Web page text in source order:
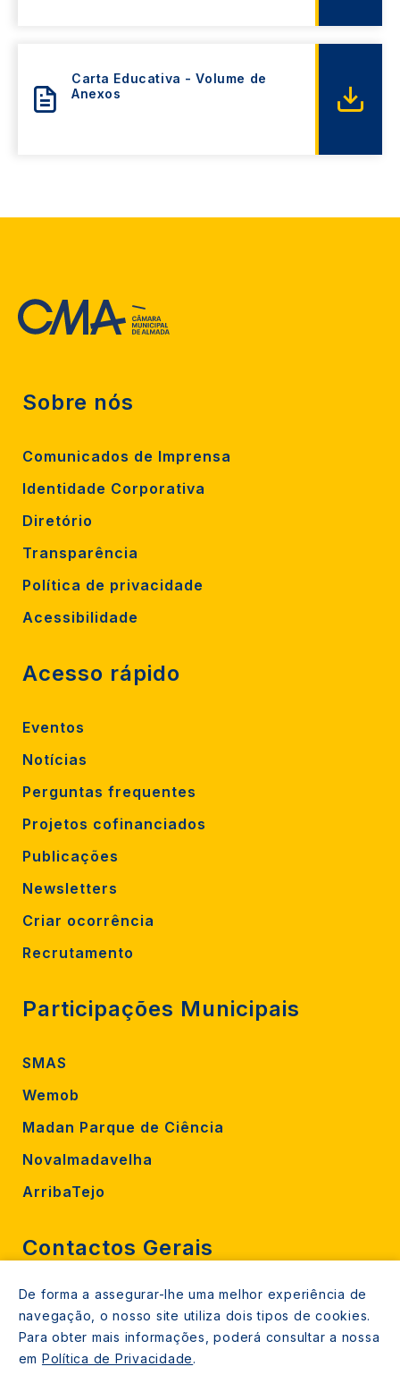
Carta Educativa - Volume de
Anexos
Sobre nós
Comunicados de Imprensa
Identidade Corporativa
Diretório
Transparência
Política de privacidade
Acessibilidade
Acesso rápido
Eventos
Notícias
Perguntas frequentes
Projetos cofinanciados
Publicações
Newsletters
Criar ocorrência
Recrutamento
Participações Municipais
SMAS
Wemob
Madan Parque de Ciência
Novalmadavelha
ArribaTejo
Contactos Gerais
212 724 000
800206770 (gratuito rede fixa)
Contacte-nos
De forma a assegurar-lhe uma melhor experiência de
navegação, o nosso site utiliza dois tipos de cookies.
Para obter mais informações, poderá consultar a nossa
em Política de Privacidade.